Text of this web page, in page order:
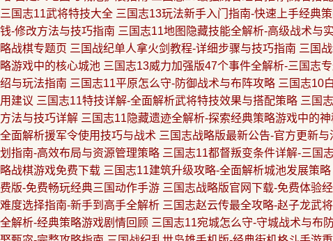
三国志11武将特技大全 三国志13玩法新手入门指南-快速上手经典
钱-修改方法与技巧指南 三国志11地图隐藏技能全解析-高级战术与
略战棋专题页 三国战纪单人拿火剑教程-详细步骤与技巧指南 三国
略游戏中的核心城池 三国志13威力加强版47个事件全解析-三国志
绍与玩法指南 三国志11平原怎么守-防御战术与布阵攻略 三国志10
用建议 三国志11特技详解-全面解析武将特技效果与搭配策略 三国
方法与技巧详解 三国志11隐藏遗迹全解析-探索经典策略游戏中的神
全面解析援军令使用技巧与战术 三国志战略版最新公告-官方更新与
划指南-高效布局与资源管理策略 三国志11都督叛变条件详解-三国
略战棋游戏免费下载 三国志11建筑升级攻略-全面解析城池发展策略
费版-免费畅玩经典三国动作手游 三国志战略版官网下载-免费体验
难度选择指南-新手到高手全解析 三国志赵云传最全攻略-赵子龙武
全解析-经典策略游戏剧情回顾 三国志11宛城怎么守-守城战术与布